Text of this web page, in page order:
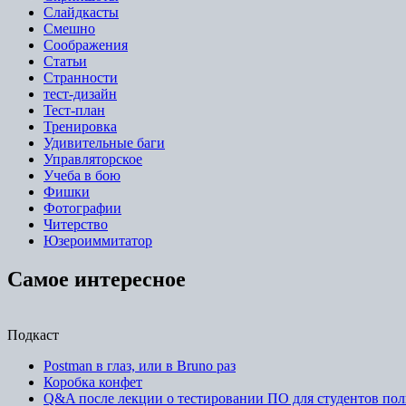
Слайдкасты
Смешно
Соображения
Статьи
Странности
тест-дизайн
Тест-план
Тренировка
Удивительные баги
Управляторское
Учеба в бою
Фишки
Фотографии
Читерство
Юзероиммитатор
Самое интересное
Подкаст
Postman в глаз, или в Bruno раз
Коробка конфет
Q&A после лекции о тестировании ПО для студентов